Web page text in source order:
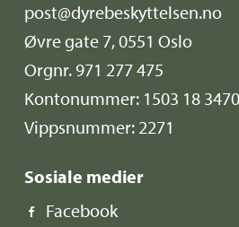
post@dyrebeskyttelsen.no
Øvre gate 7, 0551 Oslo
Orgnr. 971 277 475
Kontonummer: 1503 18
Vippsnummer: 2271
Sosiale medier
Facebook